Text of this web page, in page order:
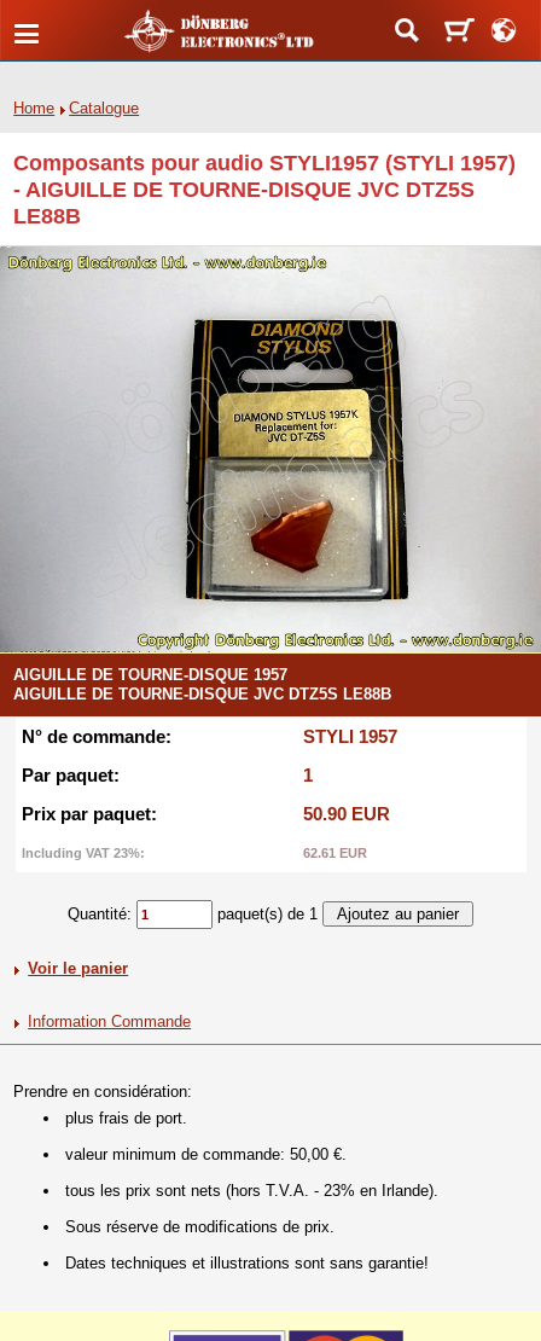
Home Catalogue
Composants pour audio STYLI1957 (STYLI 1957)
- AIGUILLE DE TOURNE-DISQUE JVC DTZ5S
LE88B
AIGUILLE DE TOURNE-DISQUE 1957
AIGUILLE DE TOURNE-DISQUE JVC DTZ5S LE88B
N° de commande:
STYLI 1957
Par paquet:
1
Prix par paquet:
50.90 EUR
Including VAT 23%: 62.61 EUR
Quantité: paquet(s) de 1
Voir le panier
Information Commande
Prendre en considération:
plus frais de port.
valeur minimum de commande: 50,00 €.
tous les prix sont nets (hors T.V.A. - 23% en Irlande).
Sous réserve de modifications de prix.
Dates techniques et illustrations sont sans garantie!